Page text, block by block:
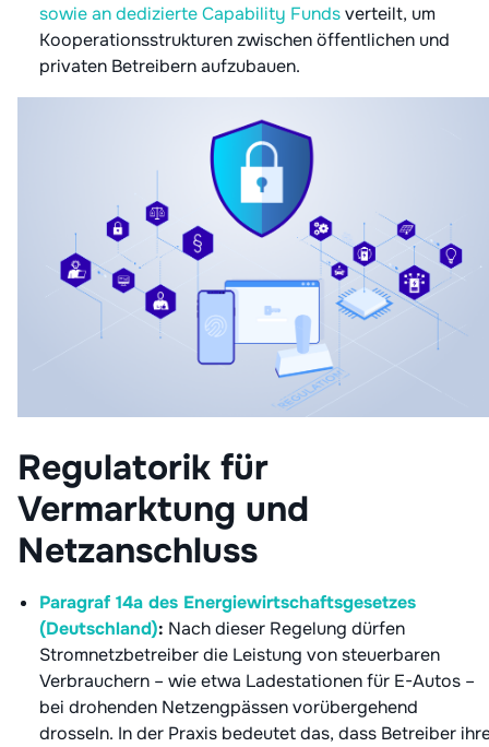
sowie an dedizierte Capability Fundsverteilt, um
Kooperationsstrukturen zwischen öffentlichen und
privaten Betreibern aufzubauen.
Regulatorik für
Vermarktung und
Netzanschluss
Paragraf 14a des Energiewirtschaftsgesetzes
(Deutschland): Nach dieser Regelung dürfen
Stromnetzbetreiber die Leistung von steuerbaren
Verbrauchern – wie etwa Ladestationen für E-Autos –
bei drohenden Netzengpässen vorübergehend
drosseln. In der Praxis bedeutet das, dass Betreiber